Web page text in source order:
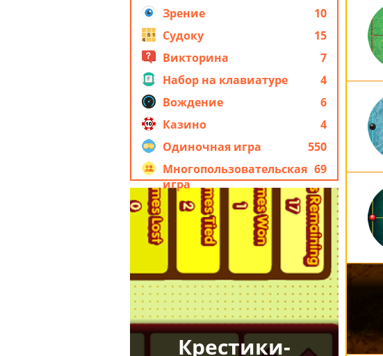
Зрение
10
Судоку
15
Викторина
7
Набор на клавиатуре
4
Вождение
6
Казино
4
Одиночная игра
550
Многопользовательская
игра
69